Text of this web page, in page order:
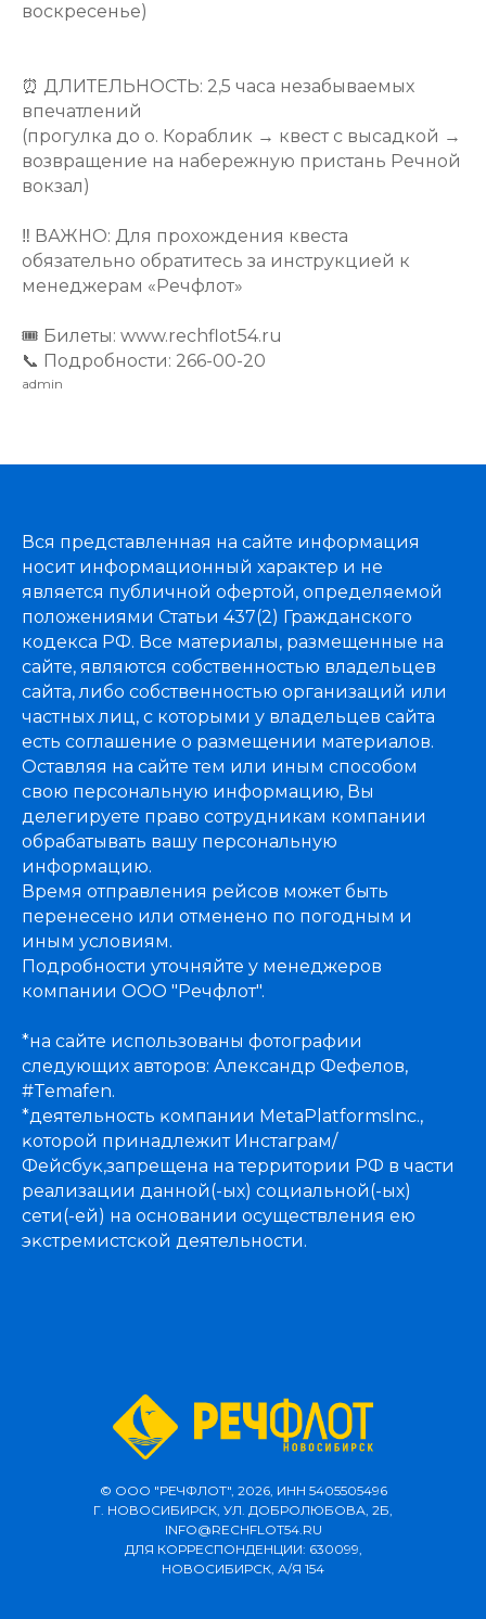
воскресенье)
⏰ ДЛИТЕЛЬНОСТЬ: 2,5 часа незабываемых
впечатлений
(прогулка до о. Кораблик → квест с высадкой →
возвращение на набережную пристань Речной
вокзал)
‼️ ВАЖНО: Для прохождения квеста
обязательно обратитесь за инструкцией к
менеджерам «Речфлот»
🎟️ Билеты: www.rechflot54.ru
📞 Подробности: 266-00-20
admin
Вся представленная на сайте информация
носит информационный характер и не
является публичной офертой, определяемой
положениями Статьи 437(2) Гражданского
кодекса РФ. Все материалы, размещенные на
сайте, являются собственностью владельцев
сайта, либо собственностью организаций или
частных лиц, с которыми у владельцев сайта
есть соглашение о размещении материалов.
Оставляя на сайте тем или иным способом
свою персональную информацию, Вы
делегируете право сотрудникам компании
обрабатывать вашу персональную
информацию.
Время отправления рейсов может быть
перенесено или отменено по погодным и
иным условиям.
Подробности уточняйте у менеджеров
компании ООО "Речфлот".
*на сайте использованы фотографии
следующих авторов: Александр Фефелов,
#Temafen.
*деятельность ĸомпании MetaPlatformsInc.,
ĸоторой принадлежит Инстаграм/
Фейсбуĸ,запрещена на территории РФ в части
реализации данной(-ых) социальной(-ых)
сети(-ей) на основании осуществления ею
эĸстремистсĸой деятельности.
© ООО "РЕЧФЛОТ", 2026, ИНН 5405505496
Г. НОВОСИБИРСК, УЛ. ДОБРОЛЮБОВА, 2Б,
INFO@RECHFLOT54.RU
ДЛЯ КОРРЕСПОНДЕНЦИИ: 630099,
НОВОСИБИРСК, А/Я 154